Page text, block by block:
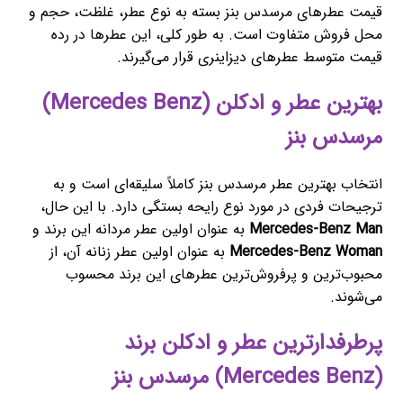
قیمت عطرهای مرسدس بنز بسته به نوع عطر، غلظت، حجم و
محل فروش متفاوت است. به طور کلی، این عطرها در رده
قیمت متوسط عطرهای دیزاینری قرار می‌گیرند.
بهترین عطر و ادکلن (Mercedes Benz)
مرسدس بنز
انتخاب بهترین عطر مرسدس بنز کاملاً سلیقه‌ای است و به
ترجیحات فردی در مورد نوع رایحه بستگی دارد. با این حال،
Mercedes-Benz Man به عنوان اولین عطر مردانه این برند و
Mercedes-Benz Woman به عنوان اولین عطر زنانه آن، از
محبوب‌ترین و پرفروش‌ترین عطرهای این برند محسوب
می‌شوند.
پرطرفدارترین عطر و ادکلن برند
(Mercedes Benz) مرسدس بنز